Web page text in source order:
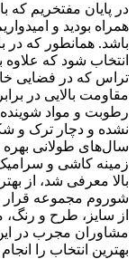
در پایان مفتخریم که
همراه بودید و
باشد. همانطور که در
انتخاب شود که علاوه
تراس که در فضایی
مقاومت بالایی در
رطوبت و مواد
نشده و دچار ترک و
سال‌های طولانی بهره
زمینه کاشی و
بالا معرفی شد، از
شوروم مجموعه قرار
از سایز، طرح و
مشاوران مجرب در
بهترین انتخاب را